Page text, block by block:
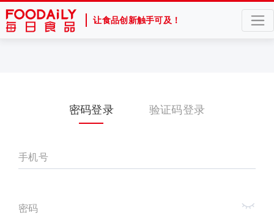
让食品创新触手可及！
密码登录 验证码登录
手机号
密码